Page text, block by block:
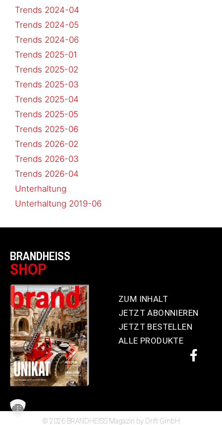
Trends 2024-04
Trends 2024-05
Trends 2024-06
Trends 2025-01
Trends 2025-02
Trends 2025-03
Trends 2025-04
Trends 2025-05
Trends 2025-06
Trends 2026-02
Trends 2026-03
Trends 2026-04
Unterhaltung
Unterhaltung 2019-06
BRANDHEISS
SHOP
ZUM INHALT
JETZT ABONNIEREN
JETZT BESTELLEN
ALLE PRODUKTE
© 2026 BRANDHEISS Magazin by Drift GmbH